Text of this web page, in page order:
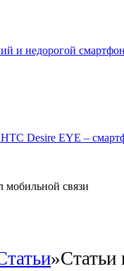
и недорогой
Desire EYE –
мобильной связи
»Статьи